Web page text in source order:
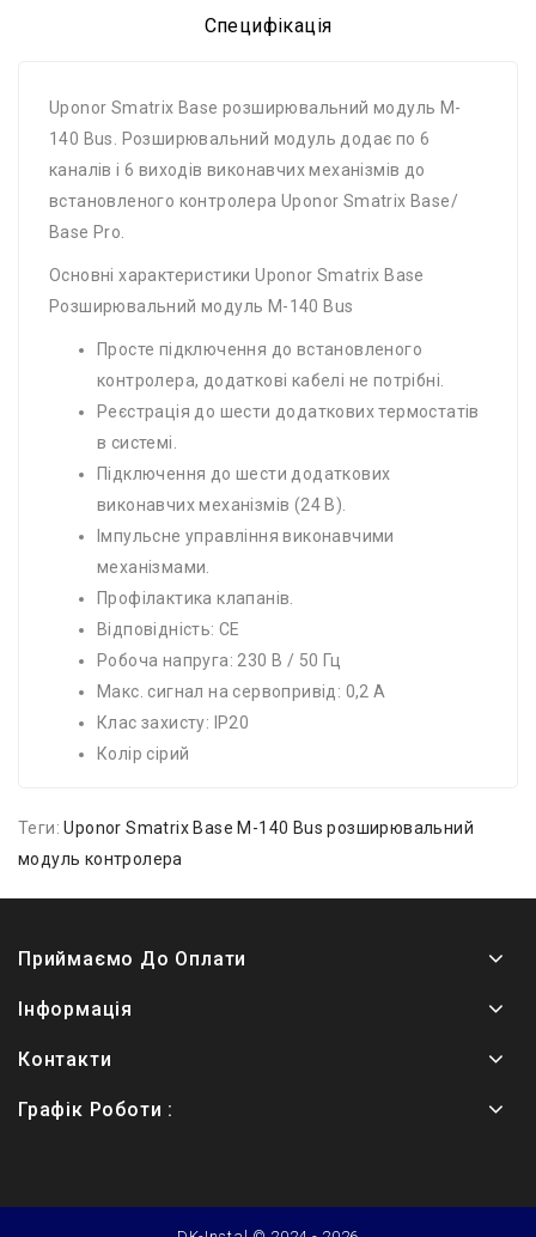
Специфікація
Uponor Smatrix Base розширювальний модуль M-
140 Bus. Розширювальний модуль додає по 6
каналів і 6 виходів виконавчих механізмів до
встановленого контролера Uponor Smatrix Base/
Base Pro.
Основні характеристики Uponor Smatrix Base
Розширювальний модуль M-140 Bus
Просте підключення до встановленого
контролера, додаткові кабелі не потрібні.
Реєстрація до шести додаткових термостатів
в системі.
Підключення до шести додаткових
виконавчих механізмів (24 В).
Імпульсне управління виконавчими
механізмами.
Профілактика клапанів.
Відповідність: CE
Робоча напруга: 230 В / 50 Гц
Макс. сигнал на сервопривід: 0,2 А
Клас захисту: IP20
Колір сірий
Теги:Uponor Smatrix Base M-140 Bus розширювальний
модуль контролера
Приймаємо До Оплати
Інформація
Контакти
Графік Роботи :